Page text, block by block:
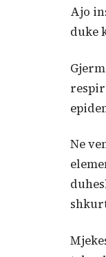
Ajo
duke
Ne